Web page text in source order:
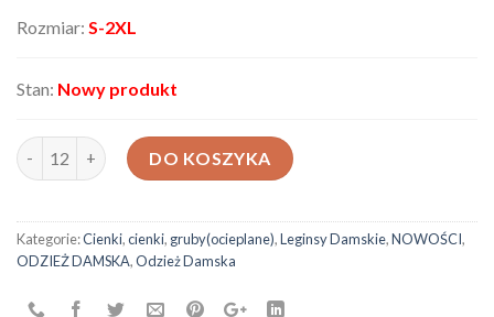
Rozmiar: S-2XL
Stan: Nowy produkt
ilość Leginsy damskie 199919
DO KOSZYKA
Kategorie:Cienki,cienki, gruby(ocieplane),Leginsy Damskie,NOWOŚCI,
ODZIEŻ DAMSKA,Odzież Damska